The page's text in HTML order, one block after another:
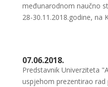
međunarodnom naučno
28-30.11.2018.godine, na
07.06.2018.
Predstavnik Univerziteta
uspjehom prezentirao